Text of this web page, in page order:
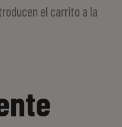
el carrito a la